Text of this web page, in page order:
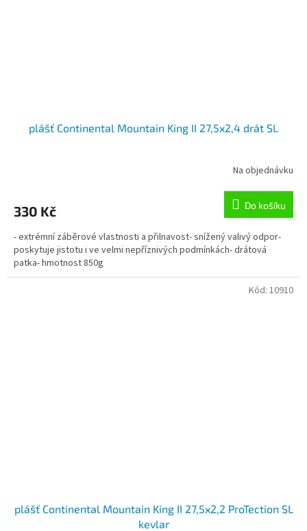
plášť Continental Mountain King II 27,5x2,4 drát SL
Na objednávku
330 Kč Do košíku
- extrémní záběrové vlastnosti a přilnavost- snížený valivý odpor-
poskytuje jistotu i ve velmi nepříznivých podmínkách- drátová
patka- hmotnost 850g
plášť Continental Mountain King II 27,5x2,2 ProTection SL
kevlar
Kód: 10910